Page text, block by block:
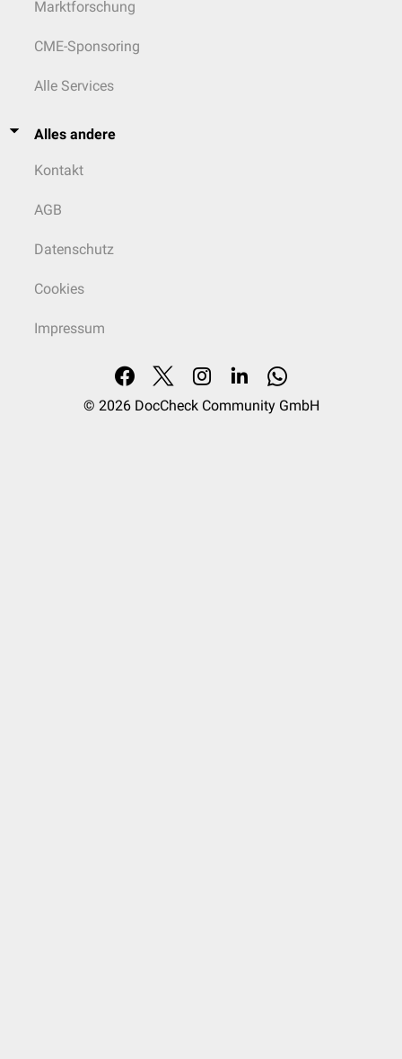
Marktforschung
CME-Sponsoring
Alle Services
Alles andere
Kontakt
AGB
Datenschutz
Cookies
Impressum
© 2026 DocCheck Community GmbH